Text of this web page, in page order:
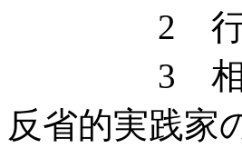
2 行動的
3 相互反
反省的実践家